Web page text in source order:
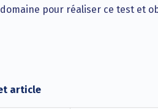
pour réaliser ce test et
article